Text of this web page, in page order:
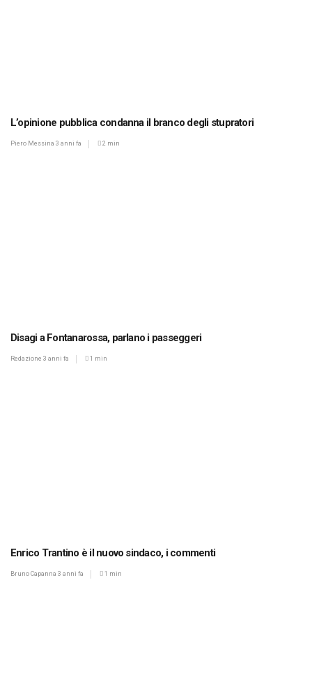
L’opinione pubblica condanna il branco degli stupratori
Piero Messina 3 anni fa 2 min
Disagi a Fontanarossa, parlano i passeggeri
Redazione 3 anni fa 1 min
Enrico Trantino è il nuovo sindaco, i commenti
Bruno Capanna 3 anni fa 1 min